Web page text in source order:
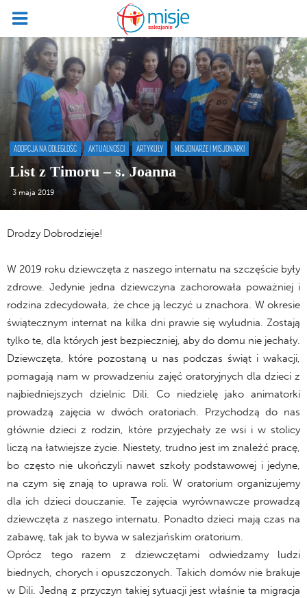
ADOPCJA NA ODLEGŁOŚĆ AKTUALNOŚCI ARTYKUŁY MISJONARZE I MISJONARKI
List z Timoru – s. Joanna
3 maja 2019
Drodzy Dobrodzieje!
W 2019 roku dziewczęta z naszego internatu na szczęście były
zdrowe. Jedynie jedna dziewczyna zachorowała poważniej i
rodzina zdecydowała, że chce ją leczyć u znachora. W okresie
świątecznym internat na kilka dni prawie się wyludnia. Zostają
tylko te, dla których jest bezpieczniej, aby do domu nie jechały.
Dziewczęta, które pozostaną u nas podczas świąt i wakacji,
pomagają nam w prowadzeniu zajęć oratoryjnych dla dzieci z
najbiedniejszych dzielnic Dili. Co niedzielę jako animatorki
prowadzą zajęcia w dwóch oratoriach. Przychodzą do nas
głównie dzieci z rodzin, które przyjechały ze wsi i w stolicy
liczą na łatwiejsze życie. Niestety, trudno jest im znaleźć pracę,
bo często nie ukończyli nawet szkoły podstawowej i jedyne,
na czym się znają to uprawa roli. W oratorium organizujemy
dla ich dzieci douczanie. Te zajęcia wyrównawcze prowadzą
dziewczęta z naszego internatu. Ponadto dzieci mają czas na
zabawę, tak jak to bywa w salezjańskim oratorium.
Oprócz tego razem z dziewczętami odwiedzamy ludzi
biednych, chorych i opuszczonych. Takich domów nie brakuje
w Dili. Jedną z przyczyn takiej sytuacji jest właśnie ta migracja